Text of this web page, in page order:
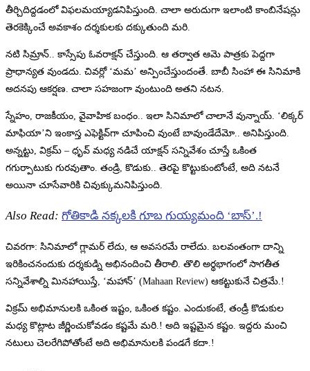
తీర్చిదిద్దడంలో విఫలమయ్యాడనిపిస్తుంది. చాలా అరుదుగా ఇలాంటి కాంబినేషన్లు
తెరకెక్కించే అవకాశం దర్శకులకు దక్కుతుంది మరి.
నటి సిమ్రాన్.. కాస్సేపు ఓవరాక్షన్ చేస్తుంది. ఆ తర్వాత ఆమె పాత్రకు పెద్దగా
ప్రాధాన్యత వుండదు. చివర్లో ‘మమ’ అన్పించేస్తుందంతే. బాబీ సింహా ఈ సినిమాకి
అదనపు ఆకర్షణ. చాలా సహజంగా వుంటుంది అతని నటన.
స్నేహం, రాజకీయం, వైవాహిక బంధం.. ఇలా సినిమాలో చాలానే వున్నాయ్. ‘లిక్కర్
మాఫియా’ని ఇంకాస్త ఎఫెక్టివ్‌గా చూపించి వుంటే బావుండేదేమో.. అనిపిస్తుంది.
అన్నట్టు, విక్రమ్ – ధృవ్ మధ్య నడిచే యాక్షన్ సన్నివేశం చూస్తే ఒకింత
గగుర్పాటుకు గురవుతాం. తండ్రి, కొడుకు.. తెరపై కొట్టుకుంటోంటే, అది నటనే
అయినా చూసేవారికి చివుక్కుమనిపిస్తుంది.
Also Read: గోతికాడి నక్కలకి గూబ గుయ్యమంది ‘బాస్’.!
చివరగా: సినిమాలో గ్లామర్ లేదు, ఆ అవసరమే రాలేదు. బలవంతంగా దాన్ని
ఇరికించనందుకు దర్శకుడ్ని అభినందించి తీరాలి. తొలి అర్థభాగంలో సాగతీత
సన్నివేశాల్ని మినహాయిస్తే, ‘మహాన్’ (Mahaan Review) ఆకట్టుకునే చిత్రమే.!
విక్రమ్ అభిమానులకి ఒకింత ఇష్టం, ఒకింత కష్టం. ఎందుకంటే, తండ్రీ కొడుకుల
మధ్య కొట్లాట జీర్ణించుకోవడం కష్టమే మరి.! అది ఇష్టమైన కష్టం. ఇద్దరు మంచి
నటులు చెలరేగిపోతోంటే అది అభిమానులకి పండగే కదా.!